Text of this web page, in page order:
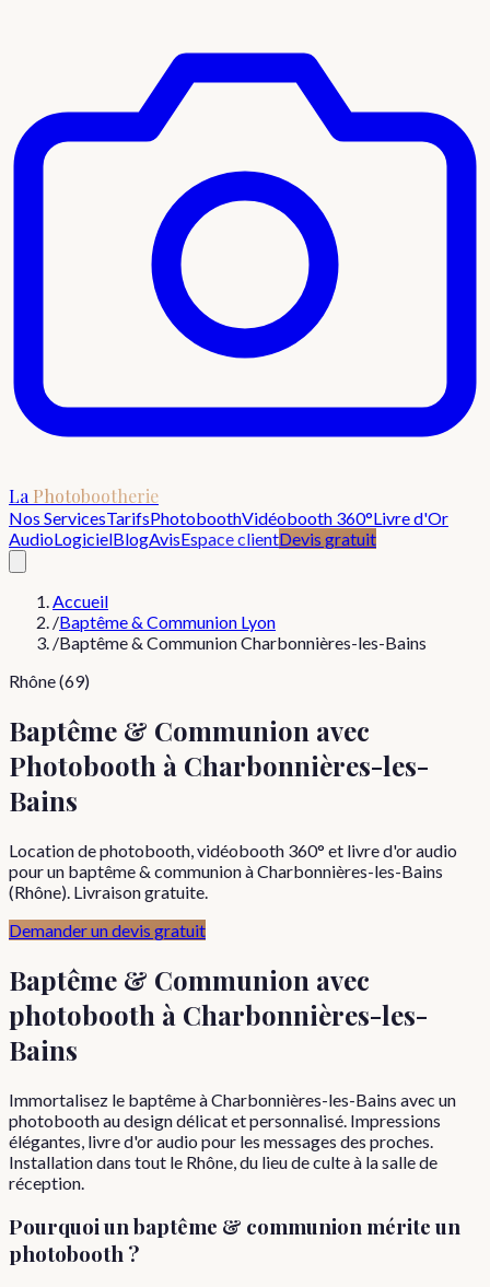
La Photobootherie
Nos ServicesTarifsPhotoboothVidéobooth 360°Livre d'Or
AudioLogicielBlogAvisEspace clientDevis gratuit
Accueil
/Baptême & Communion Lyon
/Baptême & Communion Charbonnières-les-Bains
Rhône (69)
Baptême & Communion avec
Photobooth à Charbonnières-les-
Bains
Location de photobooth, vidéobooth 360° et livre d'or audio
pour un baptême & communion à Charbonnières-les-Bains
(Rhône). Livraison gratuite.
Demander un devis gratuit
Baptême & Communion avec
photobooth à Charbonnières-les-
Bains
Immortalisez le baptême à Charbonnières-les-Bains avec un
photobooth au design délicat et personnalisé. Impressions
élégantes, livre d'or audio pour les messages des proches.
Installation dans tout le Rhône, du lieu de culte à la salle de
réception.
Pourquoiunbaptême & communion mérite un
photobooth ?